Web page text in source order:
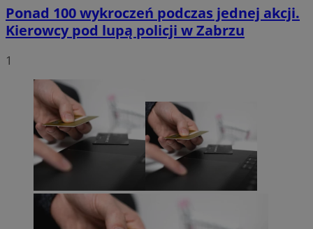
Ponad 100 wykroczeń podczas jednej akcji.
Kierowcy pod lupą policji w Zabrzu
1